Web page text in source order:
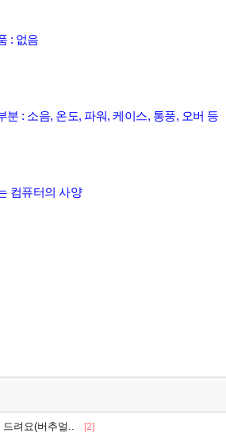
: 없음
분 : 소음, 온도, 파워, 케이스, 통풍, 오버 등
컴퓨터의 사양
려요(버추얼.. [2]